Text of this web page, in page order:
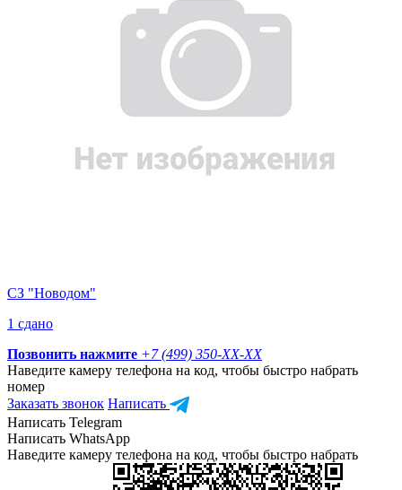
СЗ "Новодом"
1 сдано
Позвонить нажмите +7 (499) 350-XX-XX
Наведите камеру телефона на код, чтобы быстро набрать
номер
Заказать звонок Написать
Написать Telegram
Написать WhatsApp
Наведите камеру телефона на код, чтобы быстро набрать